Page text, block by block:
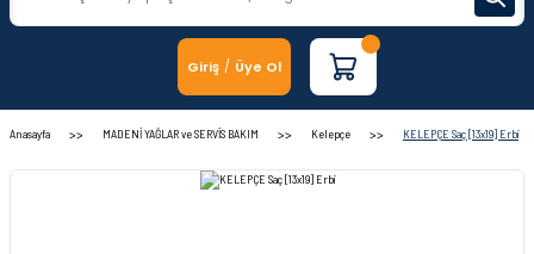
Giriş / Üye Ol
Anasayfa MADENİ YAĞLAR ve SERVİS BAKIM Kelepçe KELEPÇE Saç [13x19] Erbi